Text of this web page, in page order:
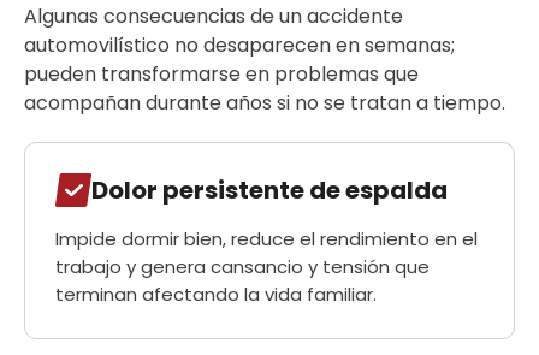
Algunas consecuencias de un accidente
automovilístico no desaparecen en semanas;
pueden transformarse en problemas que
acompañan durante años si no se tratan a tiempo.
Dolor persistente de espalda
Impide dormir bien, reduce el rendimiento en el
trabajo y genera cansancio y tensión que
terminan afectando la vida familiar.